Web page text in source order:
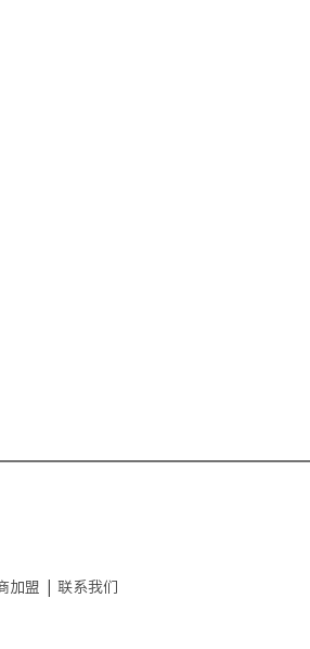
加盟 联系我们